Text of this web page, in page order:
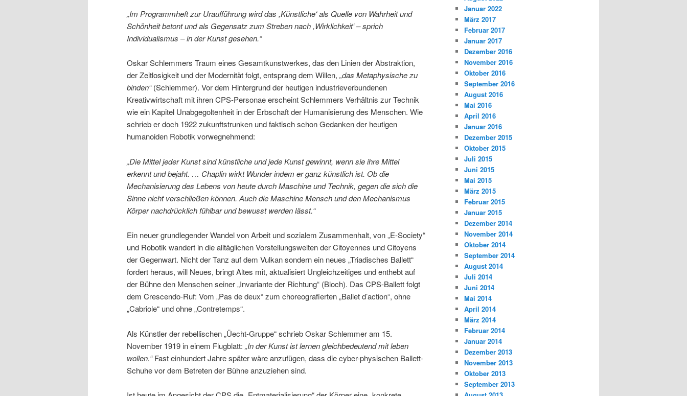
„Im Programmheft zur Uraufführung wird das ,Künstliche‘ als Quelle von Wahrheit und
Schönheit betont und als Gegensatz zum Streben nach ,Wirklichkeit‘ – sprich
Individualismus – in der Kunst gesehen.“
Oskar Schlemmers Traum eines Gesamtkunstwerkes, das den Linien der Abstraktion,
der Zeitlosigkeit und der Modernität folgt, entsprang dem Willen, „das Metaphysische zu
binden“(Schlemmer). Vor dem Hintergrund der heutigen industrieverbundenen
Kreativwirtschaft mit ihren CPS-Personae erscheint Schlemmers Verhältnis zur Technik
wie ein Kapitel Unabgegoltenheit in der Erbschaft der Humanisierung des Menschen. Wie
schrieb er doch 1922 zukunftstrunken und faktisch schon Gedanken der heutigen
humanoiden Robotik vorwegnehmend:
„Die Mittel jeder Kunst sind künstliche und jede Kunst gewinnt, wenn sie ihre Mittel
erkennt und bejaht. … Chaplin wirkt Wunder indem er ganz künstlich ist. Ob die
Mechanisierung des Lebens von heute durch Maschine und Technik, gegen die sich die
Sinne nicht verschließen können. Auch die Maschine Mensch und den Mechanismus
Körper nachdrücklich fühlbar und bewusst werden lässt.“
Ein neuer grundlegender Wandel von Arbeit und sozialem Zusammenhalt, von „E-Society“
und Robotik wandert in die alltäglichen Vorstellungswelten der Citoyennes und Citoyens
der Gegenwart. Nicht der Tanz auf dem Vulkan sondern ein neues „Triadisches Ballett“
fordert heraus, will Neues, bringt Altes mit, aktualisiert Ungleichzeitiges und enthebt auf
der Bühne den Menschen seiner „Invariante der Richtung“ (Bloch). Das CPS-Ballett folgt
dem Crescendo-Ruf: Vom „Pas de deux“ zum choreografierten „Ballet d’action“, ohne
„Cabriole“ und ohne „Contretemps“.
Als Künstler der rebellischen „Üecht-Gruppe“ schrieb Oskar Schlemmer am 15.
November 1919 in einem Flugblatt: „In der Kunst ist lernen gleichbedeutend mit leben
wollen.“Fast einhundert Jahre später wäre anzufügen, dass die cyber-physischen Ballett-
Schuhe vor dem Betreten der Bühne anzuziehen sind.
Januar 2022
März 2017
Februar 2017
Januar 2017
Dezember 2016
November 2016
Oktober 2016
September 2016
August 2016
Mai 2016
April 2016
Januar 2016
Dezember 2015
Oktober 2015
Juli 2015
Juni 2015
Mai 2015
März 2015
Februar 2015
Januar 2015
Dezember 2014
November 2014
Oktober 2014
September 2014
August 2014
Juli 2014
Juni 2014
Mai 2014
April 2014
März 2014
Februar 2014
Januar 2014
Dezember 2013
November 2013
Oktober 2013
September 2013